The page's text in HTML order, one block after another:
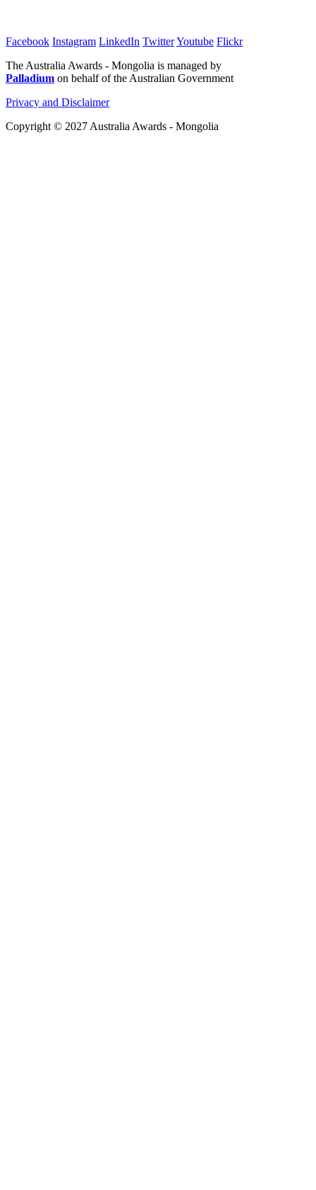
Facebook Instagram LinkedIn TwitterYoutube Flickr
The Australia Awards - Mongolia is managed by
Palladium on behalf of the Australian Government
Privacy and Disclaimer
Copyright © 2027 Australia Awards - Mongolia